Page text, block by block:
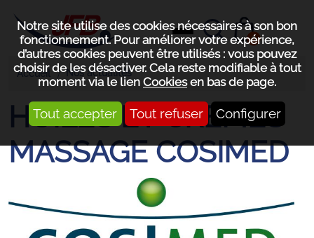
Notre site utilise des cookies nécessaires à son bon
fonctionnement. Pour améliorer votre expérience,
d’autres cookies peuvent être utilisés : vous pouvez
choisir de les désactiver. Cela reste modifiable à tout
moment via le lien Cookiesen bas de page.
Tout accepter Tout refuser Configurer
0
Accueil Nos actualités
HUILES ET CREMES
MASSAGE COSIMED